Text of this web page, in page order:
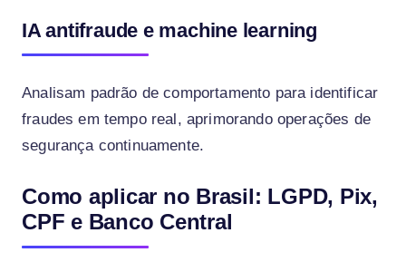
IA antifraude e machine learning
Analisam padrão de comportamento para identificar
fraudes em tempo real, aprimorando operações de
segurança continuamente.
Como aplicar no Brasil: LGPD, Pix,
CPF e Banco Central